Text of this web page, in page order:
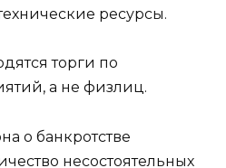
ресурсы.
торги по
а не физлиц.
о банкротстве
несостоятельных